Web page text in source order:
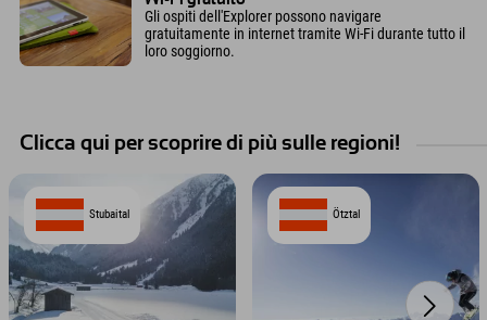
Gli ospiti dell'Explorer possono navigare
gratuitamente in internet tramite Wi-Fi durante tutto il
loro soggiorno.
Clicca qui per scoprire di più sulle regioni!
Stubaital Ötztal